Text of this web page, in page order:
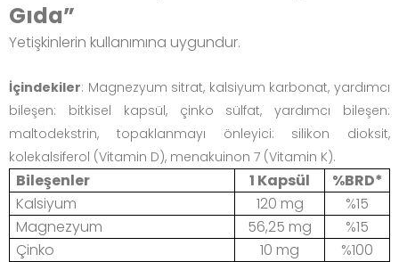
Gıda”
Yetişkinlerin kullanımına uygundur.
İçindekiler: Magnezyum sitrat, kalsiyum karbonat, yardımcı
bileşen: bitkisel kapsül, çinko sülfat, yardımcı bileşen:
maltodekstrin, topaklanmayı önleyici: silikon dioksit,
kolekalsiferol (Vitamin D), menakuinon 7 (Vitamin K).
Bileşenler 1 Kapsül
%BRD*
Kalsiyum
120 mg
%15
Magnezyum
56,25 mg
%15
Çinko
10 mg
%100